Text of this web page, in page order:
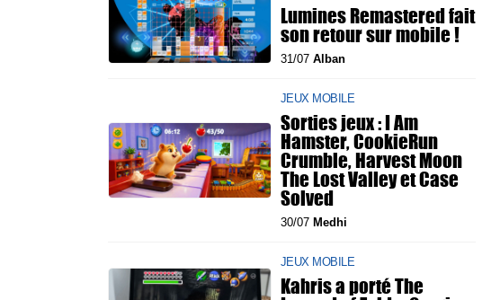
Lumines Remastered fait
son retour sur mobile !
31/07 Alban
JEUX MOBILE
Sorties jeux : I Am
Hamster, CookieRun
Crumble, Harvest Moon
The Lost Valley et Case
Solved
30/07 Medhi
JEUX MOBILE
Kahris a porté The